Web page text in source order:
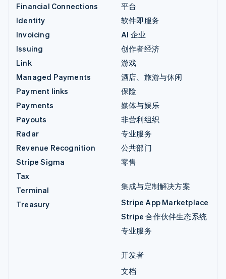
Financial Connections
Identity
Invoicing
Issuing
Link
Managed Payments
Payment links
Payments
Payouts
Radar
Revenue Recognition
Stripe Sigma
Tax
Terminal
Treasury
平台
软件即服务
AI 企业
创作者经济
游戏
酒店、旅游与休闲
保险
媒体与娱乐
非营利组织
专业服务
公共部门
零售
集成与定制解决方案
Stripe App Marketplace
Stripe 合作伙伴生态系统
专业服务
开发者
文档